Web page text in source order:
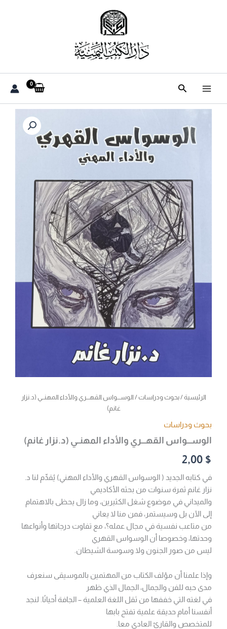
البحث
الرئيسية/بحوث ودراسات / الوســـواس القهـــري والأداء المهنــي (د.نزار
غانم)
بحوث ودراسات
الوســـواس القهـــري والأداء المهنــي (د.نزار غانم)
2,00 $
في كتابه الجديد ( الوسواس القهري والأداء المهني) يُقدِّم لنا د.
نزار غانم ثمرة سنوات من بحثه الأكاديمي
والميداني في موضوع شغل الكثيرين، وما زال يحظى بالاهتمام
إلى الآن بل وسيستمر، فمن منا لا يعاني
من متاعب نفسية في مجال عمله؟، مع تفاوت درجاتها وأنواعها
وحدتها، وخصوصا أن الوسواس القهري
ليس من صور الجنون ولا وسوسة الشيطان.
وإذا علمنا أن مؤلف الكتاب من المهتمين بالموسيقى سنعرف
مدى حبه للفن والجمال، الجمال الذي ظهر
في لغته التي خففها من ثقل اللغة العلمية – الجافة أحيانًا. لنجد
أنفسنا أمام حديقة علمية تفتح بابها
للمتخصص والقارئ العادي معا.
القهـــري
والأداء